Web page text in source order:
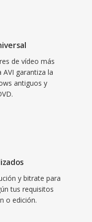
de
dentro de un
un límite
en
ausencia de
variables
qué los
A pesar de
sigue siendo
más
es ampliamente
y
de vídeo más
AVI garantiza la
antiguos y
y bitrate para
tus requisitos
o edición.